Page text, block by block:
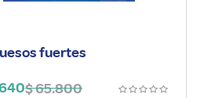
fuertes
$65.800